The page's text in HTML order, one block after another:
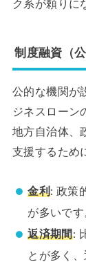
ク系が頼りに
制度融資（
公的な機関が
ジネスローン
地方自治体、
支援するため
金利: 政策
が多いです
返済期間:
とが多く